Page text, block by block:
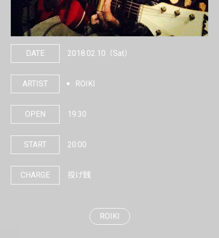
DATE 2018.02.10 （Sat）
ARTIST ROIKI
OPEN 19:30
START 20:00
CHARGE 投げ銭
ROIKI